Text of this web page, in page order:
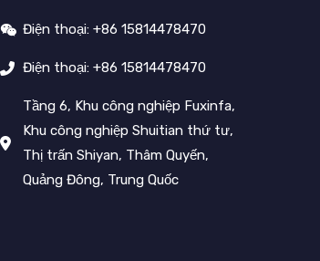
Điện thoại: +86 15814478470
Điện thoại: +86 15814478470
Tầng 6, Khu công nghiệp Fuxinfa,
Khu công nghiệp Shuitian thứ tư,
Thị trấn Shiyan, Thâm Quyến,
Quảng Đông, Trung Quốc